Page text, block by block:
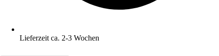
Lieferzeit ca. 2-3 Wochen